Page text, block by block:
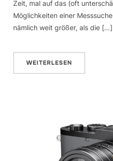
Zeit, mal auf das (oft
Möglichkeiten einer
nämlich weit größer, als die […]
WEITERLESEN